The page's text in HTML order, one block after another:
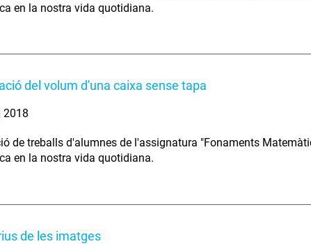
en la nostra vida quotidiana.
del volum d'una caixa sense tapa
2018
de treballs d'alumnes de l'assignatura "Fonaments
en la nostra vida quotidiana.
de les imatges